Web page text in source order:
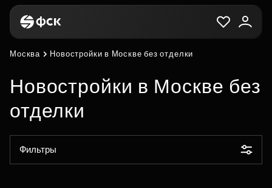
Москва Новостройки в Москве без отделки
Новостройки в Москве без
отделки
Фильтры